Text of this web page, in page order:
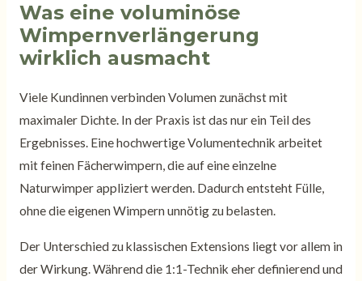
Was eine voluminöse
Wimpernverlängerung
wirklich ausmacht
Viele Kundinnen verbinden Volumen zunächst mit
maximaler Dichte. In der Praxis ist das nur ein Teil des
Ergebnisses. Eine hochwertige Volumentechnik arbeitet
mit feinen Fächerwimpern, die auf eine einzelne
Naturwimper appliziert werden. Dadurch entsteht Fülle,
ohne die eigenen Wimpern unnötig zu belasten.
Der Unterschied zu klassischen Extensions liegt vor allem in
der Wirkung. Während die 1:1-Technik eher definierend und